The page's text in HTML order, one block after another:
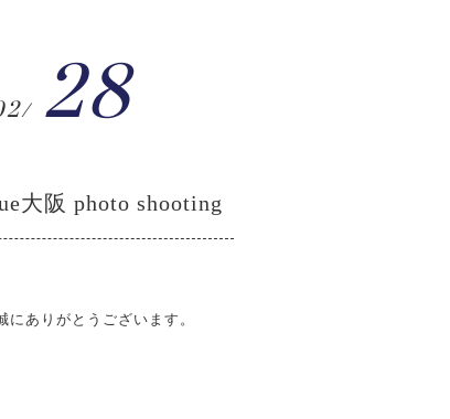
28
大阪 photo shooting
ありがとうございます。